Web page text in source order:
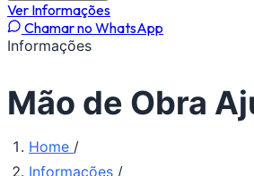
Ver Informações
Chamar no WhatsApp
Informações
Mão de Obra
Home /
Informações /